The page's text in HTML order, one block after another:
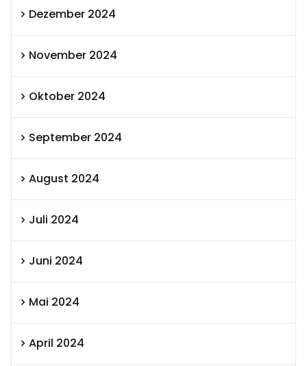
Dezember 2024
November 2024
Oktober 2024
September 2024
August 2024
Juli 2024
Juni 2024
Mai 2024
April 2024